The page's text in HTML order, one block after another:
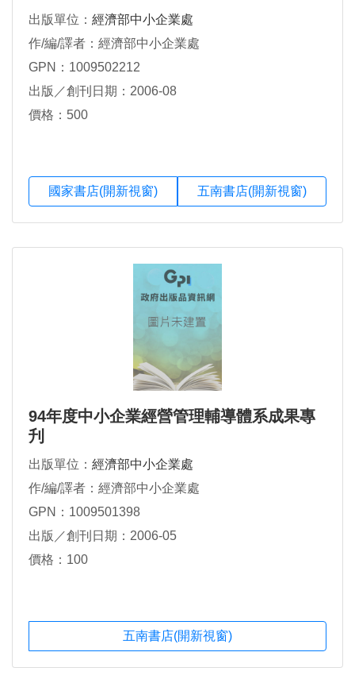
出版單位： 經濟部中小企業處
作/編/譯者：經濟部中小企業處
GPN：1009502212
出版／創刊日期：2006-08
價格：500
國家書店(開新視窗) 五南書店(開新視窗)
94年度中小企業經營管理輔導體系成果專
刋
出版單位： 經濟部中小企業處
作/編/譯者：經濟部中小企業處
GPN：1009501398
出版／創刊日期：2006-05
價格：100
五南書店(開新視窗)